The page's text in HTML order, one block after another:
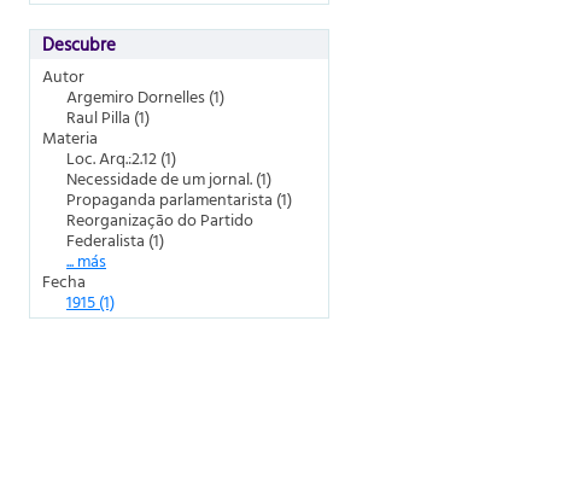
Descubre
Autor
Argemiro Dornelles (1)
Raul Pilla (1)
Materia
Loc. Arq.:2.12 (1)
Necessidade de um jornal. (1)
Propaganda parlamentarista (1)
Reorganização do Partido
Federalista (1)
... más
Fecha
1915 (1)